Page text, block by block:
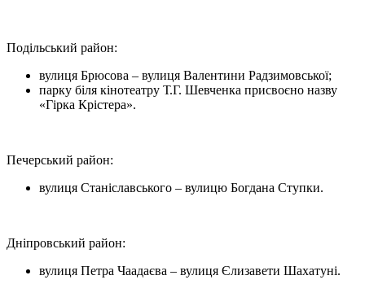
Подільський район:
вулиця Брюсова – вулиця Валентини Радзимовської;
парку біля кінотеатру Т.Г. Шевченка присвоєно назву
«Гірка Крістера».
Печерський район:
вулиця Станіславського – вулицю Богдана Ступки.
Дніпровський район:
вулиця Петра Чаадаєва – вулиця Єлизавети Шахатуні.